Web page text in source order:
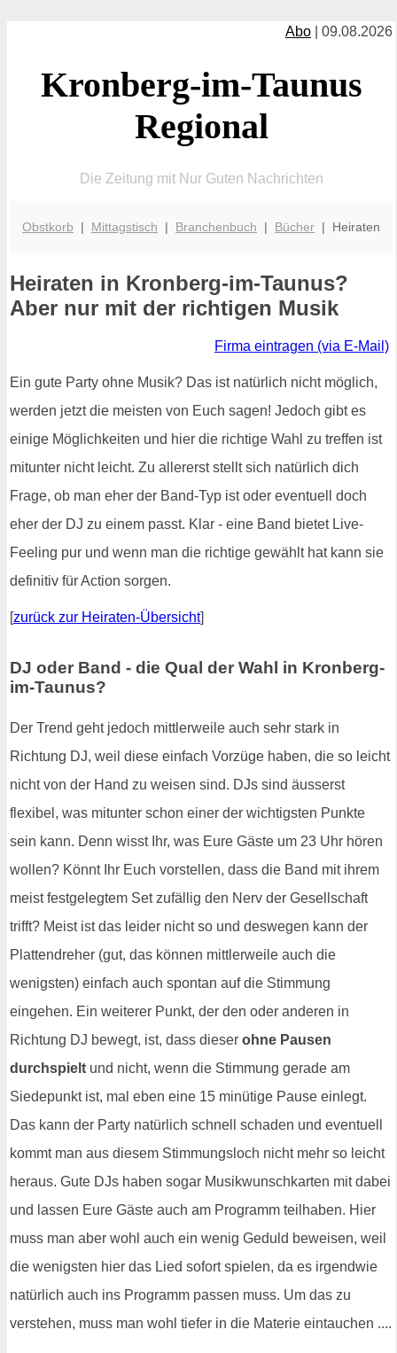
Abo | 09.08.2026
Kronberg-im-Taunus
Regional
Die Zeitung mit Nur Guten Nachrichten
Obstkorb | Mittagstisch | Branchenbuch | Bücher | Heiraten
Heiraten in Kronberg-im-Taunus?
Aber nur mit der richtigen Musik
Firma eintragen (via E-Mail)
Ein gute Party ohne Musik? Das ist natürlich nicht möglich,
werden jetzt die meisten von Euch sagen! Jedoch gibt es
einige Möglichkeiten und hier die richtige Wahl zu treffen ist
mitunter nicht leicht. Zu allererst stellt sich natürlich dich
Frage, ob man eher der Band-Typ ist oder eventuell doch
eher der DJ zu einem passt. Klar - eine Band bietet Live-
Feeling pur und wenn man die richtige gewählt hat kann sie
definitiv für Action sorgen.
[zurück zur Heiraten-Übersicht]
DJ oder Band - die Qual der Wahl in Kronberg-
im-Taunus?
Der Trend geht jedoch mittlerweile auch sehr stark in
Richtung DJ, weil diese einfach Vorzüge haben, die so leicht
nicht von der Hand zu weisen sind. DJs sind äusserst
flexibel, was mitunter schon einer der wichtigsten Punkte
sein kann. Denn wisst Ihr, was Eure Gäste um 23 Uhr hören
wollen? Könnt Ihr Euch vorstellen, dass die Band mit ihrem
meist festgelegtem Set zufällig den Nerv der Gesellschaft
trifft? Meist ist das leider nicht so und deswegen kann der
Plattendreher (gut, das können mittlerweile auch die
wenigsten) einfach auch spontan auf die Stimmung
eingehen. Ein weiterer Punkt, der den oder anderen in
Richtung DJ bewegt, ist, dass dieser ohne Pausen
durchspielt und nicht, wenn die Stimmung gerade am
Siedepunkt ist, mal eben eine 15 minütige Pause einlegt.
Das kann der Party natürlich schnell schaden und eventuell
kommt man aus diesem Stimmungsloch nicht mehr so leicht
heraus. Gute DJs haben sogar Musikwunschkarten mit dabei
und lassen Eure Gäste auch am Programm teilhaben. Hier
muss man aber wohl auch ein wenig Geduld beweisen, weil
die wenigsten hier das Lied sofort spielen, da es irgendwie
natürlich auch ins Programm passen muss. Um das zu
verstehen, muss man wohl tiefer in die Materie eintauchen ....